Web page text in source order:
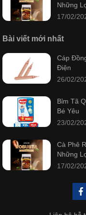
Những
17/02/
Bài viết mới nhất
Cáp
Điện
26/02/
Bỉm Tã
Bé Yêu
23/02/
Cà Phê
Những
17/02/